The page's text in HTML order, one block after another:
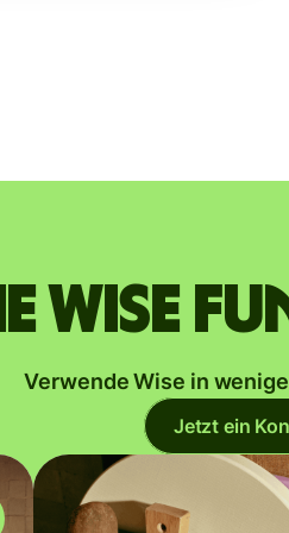
Wise
Verwende Wise in
Jetzt ein